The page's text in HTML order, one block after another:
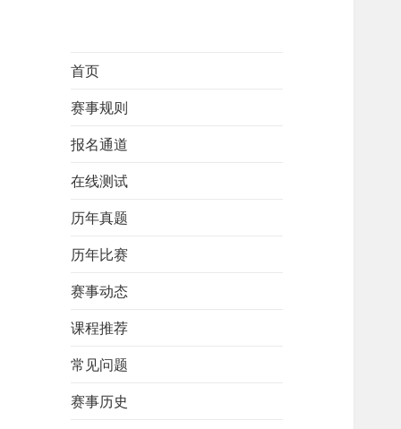
首页
赛事规则
报名通道
在线测试
历年真题
历年比赛
赛事动态
课程推荐
常见问题
赛事历史